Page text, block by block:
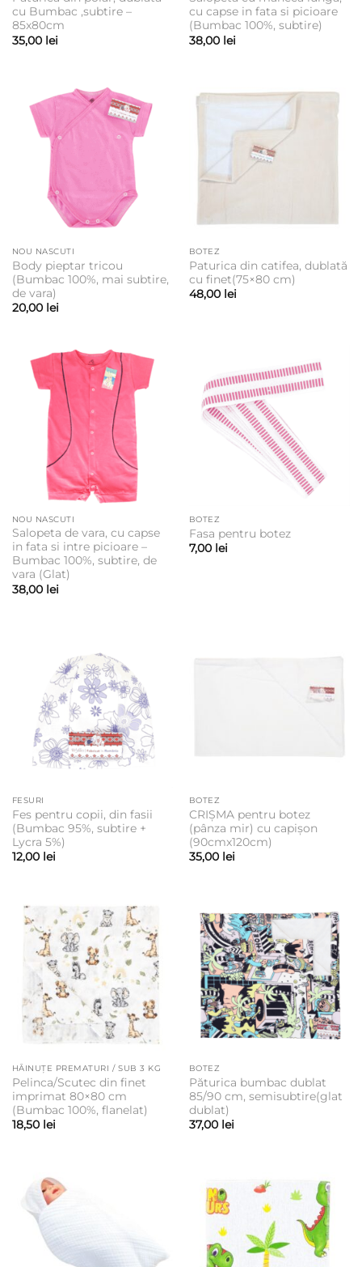
cu Bumbac ,subtire –
85x80cm
35,00 lei
cu capse in fata si picioare
(Bumbac 100%, subtire)
38,00 lei
NOU NASCUTI
Body pieptar tricou
(Bumbac 100%, mai subtire,
de vara)
20,00 lei
BOTEZ
Paturica din catifea, dublată
cu finet(75×80 cm)
48,00 lei
NOU NASCUTI
Salopeta de vara, cu capse
in fata si intre picioare –
Bumbac 100%, subtire, de
vara (Glat)
38,00 lei
BOTEZ
Fasa pentru botez
7,00 lei
FESURI
Fes pentru copii, din fasii
(Bumbac 95%, subtire +
Lycra 5%)
12,00 lei
BOTEZ
CRIȘMA pentru botez
(pânza mir) cu capișon
(90cmx120cm)
35,00 lei
HĂINUȚE PREMATURI / SUB 3 KG
Pelinca/Scutec din finet
imprimat 80×80 cm
(Bumbac 100%, flanelat)
18,50 lei
BOTEZ
Păturica bumbac dublat
85/90 cm, semisubtire(glat
dublat)
37,00 lei